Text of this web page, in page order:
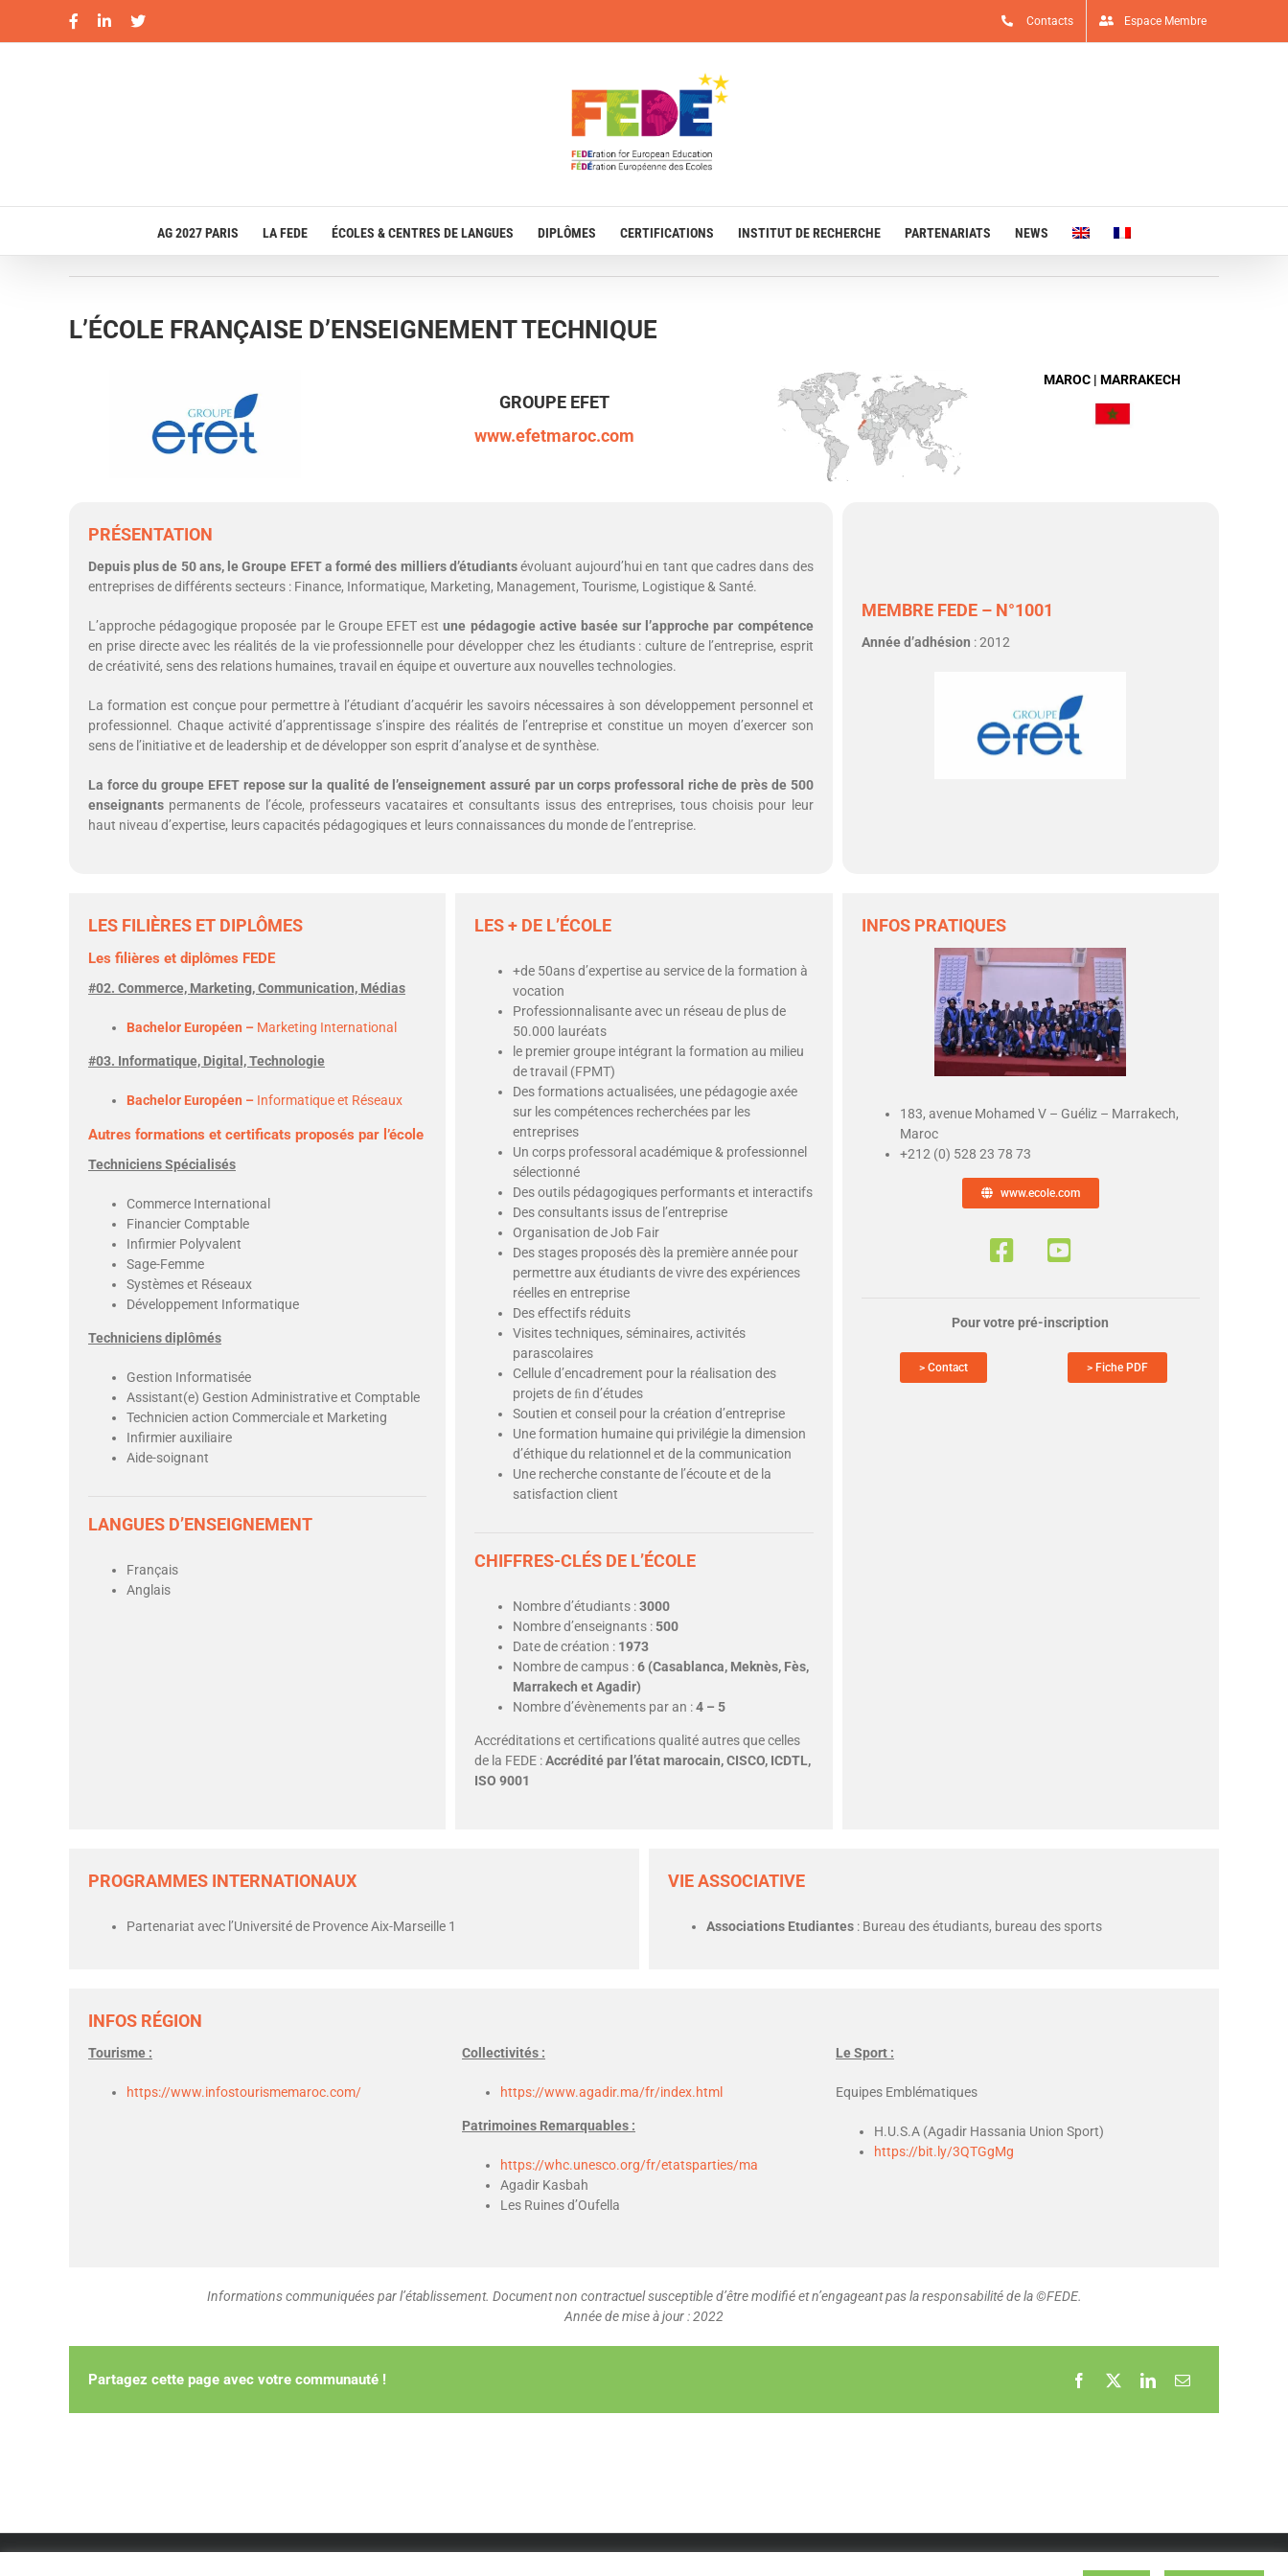
Facebook
LinkedIn
X Contacts Espace Membre
AG 2027 PARIS LA FEDE ÉCOLES & CENTRES DE LANGUES DIPLÔMES CERTIFICATIONS INSTITUT DE RECHERCHE PARTENARIATS NEWS
L’ÉCOLE FRANÇAISE D’ENSEIGNEMENT TECHNIQUE
GROUPE EFET
www.efetmaroc.com
MAROC | MARRAKECH
PRÉSENTATION
Depuis plus de 50 ans, le Groupe EFET a formé des milliers d’étudiantsévoluant aujourd’hui en tant que cadres dans des
entreprises de différents secteurs : Finance, Informatique, Marketing, Management, Tourisme, Logistique & Santé.
L’approche pédagogique proposée par le Groupe EFET estune pédagogie active basée sur l’approche par compétence
en prise directe avec les réalités de la vie professionnelle pour développer chez les étudiants : culture de l’entreprise, esprit
de créativité, sens des relations humaines, travail en équipe et ouverture aux nouvelles technologies.
La formation est conçue pour permettre à l’étudiant d’acquérir les savoirs nécessaires à son développement personnel et
professionnel. Chaque activité d’apprentissage s’inspire des réalités de l’entreprise et constitue un moyen d’exercer son
sens de l’initiative et de leadership et de développer son esprit d’analyse et de synthèse.
La force du groupe EFET repose sur la qualité de l’enseignement assuré par un corps professoral riche de près de 500
enseignants permanents de l’école, professeurs vacataires et consultants issus des entreprises, tous choisis pour leur
haut niveau d’expertise, leurs capacités pédagogiques et leurs connaissances du monde de l’entreprise.
MEMBRE FEDE – N°1001
Année d’adhésion : 2012
LES FILIÈRES ET DIPLÔMES
Les filières et diplômes FEDE
#02. Commerce, Marketing, Communication, Médias
Bachelor Européen – Marketing International
#03. Informatique, Digital, Technologie
Bachelor Européen – Informatique et Réseaux
Autres formations et certificats proposés par l’école
Techniciens Spécialisés
Commerce International
Financier Comptable
Infirmier Polyvalent
Sage-Femme
Systèmes et Réseaux
Développement Informatique
Techniciens diplômés
Gestion Informatisée
Assistant(e) Gestion Administrative et Comptable
Technicien action Commerciale et Marketing
Infirmier auxiliaire
Aide-soignant
LANGUES D’ENSEIGNEMENT
Français
Anglais
LES + DE L’ÉCOLE
+de 50ans d’expertise au service de la formation à
vocation
Professionnalisante avec un réseau de plus de
50.000 lauréats
le premier groupe intégrant la formation au milieu
de travail (FPMT)
Des formations actualisées, une pédagogie axée
sur les compétences recherchées par les
entreprises
Un corps professoral académique & professionnel
sélectionné
Des outils pédagogiques performants et interactifs
Des consultants issus de l’entreprise
Organisation de Job Fair
Des stages proposés dès la première année pour
permettre aux étudiants de vivre des expériences
réelles en entreprise
Des effectifs réduits
Visites techniques, séminaires, activités
parascolaires
Cellule d’encadrement pour la réalisation des
projets de ﬁn d’études
Soutien et conseil pour la création d’entreprise
Une formation humaine qui privilégie la dimension
d’éthique du relationnel et de la communication
Une recherche constante de l’écoute et de la
satisfaction client
CHIFFRES-CLÉS DE L’ÉCOLE
Nombre d’étudiants :3000
Nombre d’enseignants :500
Date de création : 1973
Nombre de campus :6 (Casablanca, Meknès, Fès,
Marrakech et Agadir)
Nombre d’évènements par an :4 – 5
Accréditations et certifications qualité autres que celles
de la FEDE :Accrédité par l’état marocain, CISCO, ICDTL,
ISO 9001
INFOS PRATIQUES
183, avenue Mohamed V – Guéliz – Marrakech,
Maroc
+212 (0) 528 23 78 73
www.ecole.com
Pour votre pré-inscription
> Contact > Fiche PDF
PROGRAMMES INTERNATIONAUX
Partenariat avec l’Université de Provence Aix-Marseille 1
VIE ASSOCIATIVE
Associations Etudiantes : Bureau des étudiants, bureau des sports
INFOS RÉGION
Tourisme :
https://www.infostourismemaroc.com/
Collectivités :
https://www.agadir.ma/fr/index.html
Patrimoines Remarquables :
https://whc.unesco.org/fr/etatsparties/ma
Agadir Kasbah
Les Ruines d’Oufella
Le Sport :
Equipes Emblématiques
H.U.S.A (Agadir Hassania Union Sport)
https://bit.ly/3QTGgMg
Informations communiquées par l’établissement. Document non contractuel susceptible d’être modifié et n’engageant pas la responsabilité de la ©FEDE.
Année de mise à jour : 2022
Partagez cette page avec votre communauté !